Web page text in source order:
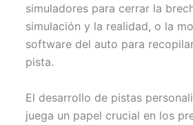
simuladores para cerrar la
simulación y la realidad, o la
software del auto para
pista.
El desarrollo de pistas
juega un papel crucial en los